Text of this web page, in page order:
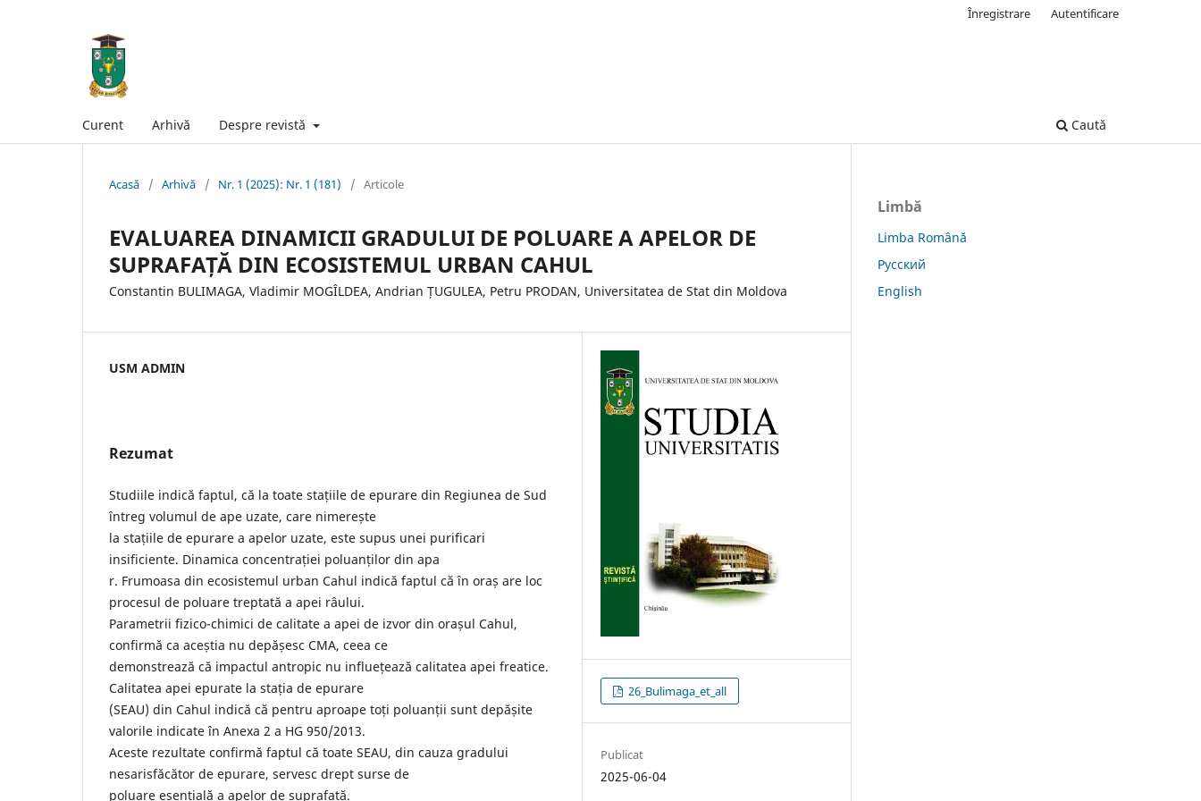
Curent Arhivă Despre revistă Caută
Înregistrare Autentificare
Acasă / Arhivă / Nr. 1 (2025): Nr. 1 (181) / Articole
EVALUAREA DINAMICII GRADULUI DE POLUARE A APELOR DE
SUPRAFAȚĂ DIN ECOSISTEMUL URBAN CAHUL
Constantin BULIMAGA, Vladimir MOGÎLDEA, Andrian ȚUGULEA, Petru PRODAN, Universitatea de Stat din Moldova
USM ADMIN
Rezumat
Studiile indică faptul, că la toate stațiile de epurare din Regiunea de Sud
întreg volumul de ape uzate, care nimerește
la stațiile de epurare a apelor uzate, este supus unei purificari
insificiente. Dinamica concentrației poluanților din apa
r. Frumoasa din ecosistemul urban Cahul indică faptul că în oraș are loc
procesul de poluare treptată a apei râului.
Parametrii fizico-chimici de calitate a apei de izvor din orașul Cahul,
confirmă ca aceștia nu depășesc CMA, ceea ce
demonstrează că impactul antropic nu influețează calitatea apei freatice.
Calitatea apei epurate la stația de epurare
(SEAU) din Cahul indică că pentru aproape toți poluanții sunt depășite
valorile indicate în Anexa 2 a HG 950/2013.
Aceste rezultate confirmă faptul că toate SEAU, din cauza gradului
nesarisfăcător de epurare, servesc drept surse de
poluare esențială a apelor de suprafață.
26_Bulimaga_et_all
Publicat
2025-06-04
Limbă
Limba Română
Русский
English